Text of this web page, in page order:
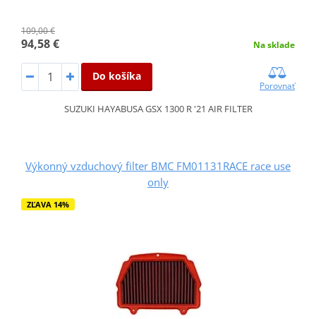
109,00 €
94,58 € Na sklade
Do košíka
Porovnať
SUZUKI HAYABUSA GSX 1300 R '21 AIR FILTER
Výkonný vzduchový filter BMC FM01131RACE race use
only
ZĽAVA 14%